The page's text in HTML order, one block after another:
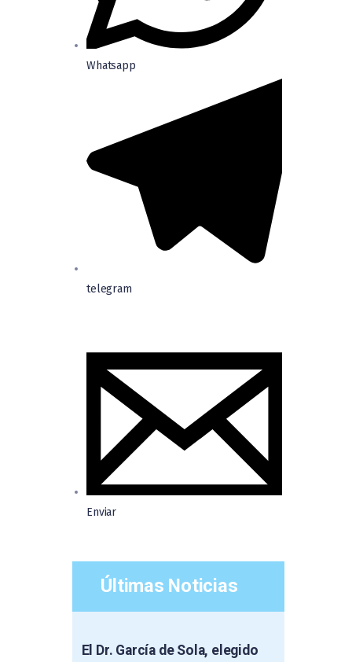
Whatsapp
telegram
Enviar
Últimas Noticias
El Dr. García de Sola, elegido